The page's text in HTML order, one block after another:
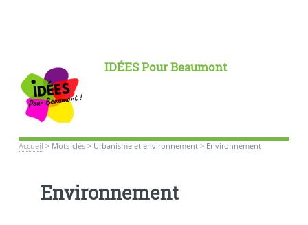
IDÉES Pour Beaumont
Accueil > Mots-clés> Urbanisme et environnement> Environnement
Environnement